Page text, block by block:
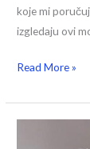
koje mi
izgledaju ovi
Read More »